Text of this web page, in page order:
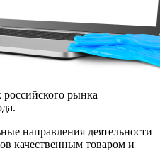
рынка
направления деятельности
качественным товаром и